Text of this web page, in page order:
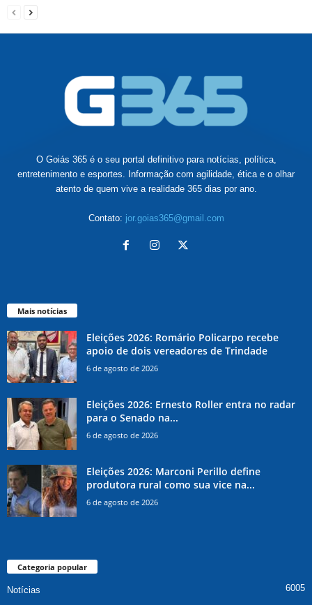
O Goiás 365 é o seu portal definitivo para notícias, política,
entretenimento e esportes. Informação com agilidade, ética e o olhar
atento de quem vive a realidade 365 dias por ano.
Contato: jor.goias365@gmail.com
Mais notícias
Eleições 2026: Romário Policarpo recebe
apoio de dois vereadores de Trindade
6 de agosto de 2026
Eleições 2026: Ernesto Roller entra no radar
para o Senado na...
6 de agosto de 2026
Eleições 2026: Marconi Perillo define
produtora rural como sua vice na...
6 de agosto de 2026
Categoria popular
Notícias
6005